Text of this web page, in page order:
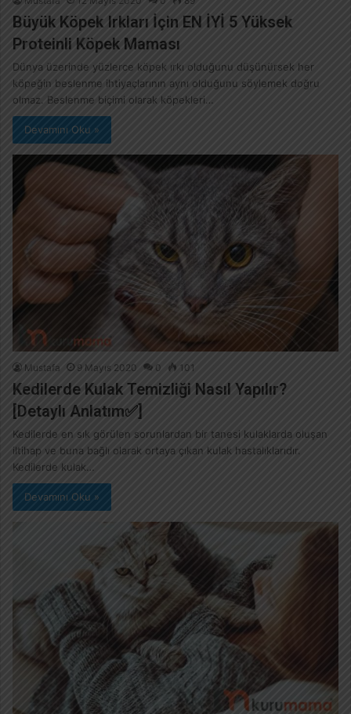
Büyük Köpek Irkları İçin EN İYİ 5 Yüksek
Proteinli Köpek Maması
Dünya üzerinde yüzlerce köpek ırkı olduğunu düşünürsek her
köpeğin beslenme ihtiyaçlarının aynı olduğunu söylemek doğru
olmaz. Beslenme biçimi olarak köpekleri…
Devamını Oku »
Mustafa 9 Mayıs 2020 0 101
Kedilerde Kulak Temizliği Nasıl Yapılır?
[Detaylı Anlatım✅]
Kedilerde en sık görülen sorunlardan bir tanesi kulaklarda oluşan
iltihap ve buna bağlı olarak ortaya çıkan kulak hastalıklarıdır.
Kedilerde kulak…
Devamını Oku »